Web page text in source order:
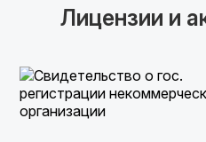
Лицензии и